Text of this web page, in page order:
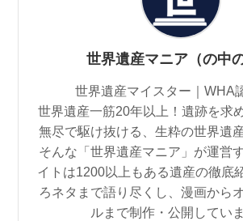
世界遺産マニア（の中の
世界遺産マイスター｜WHA
世界遺産一筋20年以上！遺跡を求
無尽で駆け抜ける、生粋の世界遺
そんな「世界遺産マニア」が運営
イトは1200以上もある遺産の徹底
ろネタまで語り尽くし、漫画から
ルまで制作・公開していま